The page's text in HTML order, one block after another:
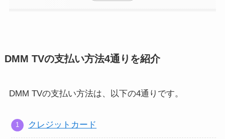
DMM TVの支払い方法4通りを紹介
DMM TVの支払い方法は、以下の4通りです。
クレジットカード